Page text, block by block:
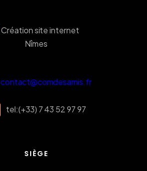
contact@comdesamis.fr
tel:(+33) 7 43 52 97 97
SIÈGE